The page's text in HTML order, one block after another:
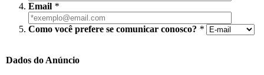
Email *
Como você prefere se comunicar conosco? *
Dados do Anúncio